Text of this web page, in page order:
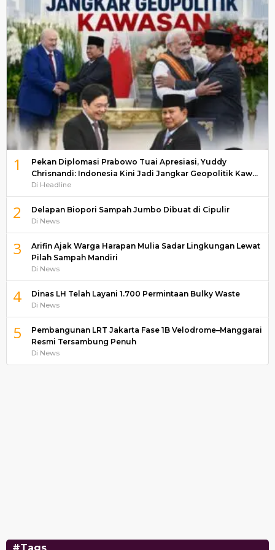
1
Pekan Diplomasi Prabowo Tuai Apresiasi, Yuddy
Chrisnandi: Indonesia Kini Jadi Jangkar Geopolitik Kaw…
Di Headline
2 Delapan Biopori Sampah Jumbo Dibuat di Cipulir
Di News
3
Arifin Ajak Warga Harapan Mulia Sadar Lingkungan Lewat
Pilah Sampah Mandiri
Di News
4 Dinas LH Telah Layani 1.700 Permintaan Bulky Waste
Di News
5
Pembangunan LRT Jakarta Fase 1B Velodrome–Manggarai
Resmi Tersambung Penuh
Di News